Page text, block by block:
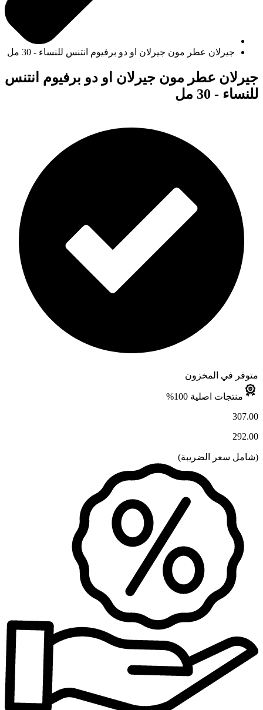
جيرلان عطر مون جيرلان او دو برفيوم انتنس للنساء - 30 مل
جيرلان عطر مون جيرلان او دو برفيوم انتنس
للنساء - 30 مل
متوفر في المخزون
منتجات اصلية 100%
307.00
292.00
(شامل سعر الضريبة)